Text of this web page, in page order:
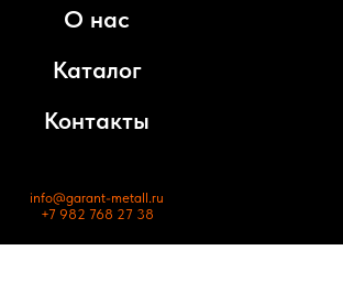
О нас
Каталог
Контакты
info@garant-metall.ru
+7 982 768 27 38